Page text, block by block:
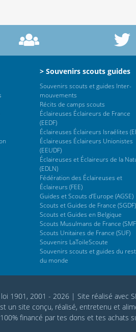
> Souvenirs scouts guides
Souvenirs scouts et guides Inter-
mouvements
Récits de camps scouts
Éclaireuses Éclaireurs de France
(EEDF)
Éclaireuses Éclaireurs Israélites
Éclaireuses Éclaireurs Unionistes
(EEUDF)
Éclaireuses et Éclaireurs de la
(EDLN)
Fédération des Éclaireuses et
Éclaireurs (FEE)
Guides et Scouts d’Europe (AGSE)
Scouts et Guides de France (SGDF)
Scouts et Guides en Belgique
Scouts Musulmans de France
Scouts Unitaires de France (SUF)
Souvenirs LaToileScoute
Souvenirs scouts et guides du
du monde
1901, 2001 - 2026| Site réalisé avec
un site conçu, réalisé, entretenu et
100% financé par tes dons et tes achats